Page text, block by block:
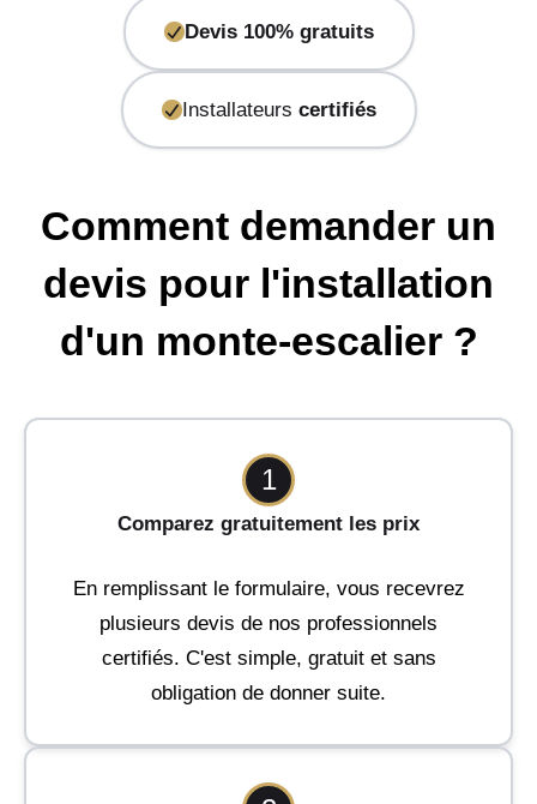
Devis 100% gratuits
Installateurs certifiés
Comment demander un
devis pour l'installation
d'un monte-escalier ?
1
Comparez gratuitement les prix
En remplissant le formulaire, vous recevrez
plusieurs devis de nos professionnels
certifiés. C'est simple, gratuit et sans
obligation de donner suite.